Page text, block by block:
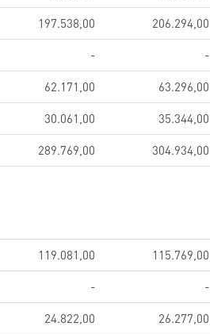
197.538,00 206.294,00
- -
62.171,00 63.296,00
30.061,00 35.344,00
289.769,00 304.934,00
119.081,00 115.769,00
- -
24.822,00 26.277,00